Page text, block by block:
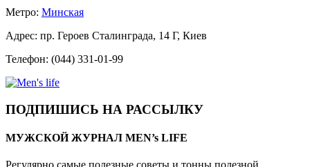
Метро: Минская
Адрес: пр. Героев Сталинграда, 14 Г, Киев
Телефон: (044) 331-01-99
ПОДПИШИСЬ НА РАССЫЛКУ
МУЖСКОЙ ЖУРНАЛ MEN’s LIFE